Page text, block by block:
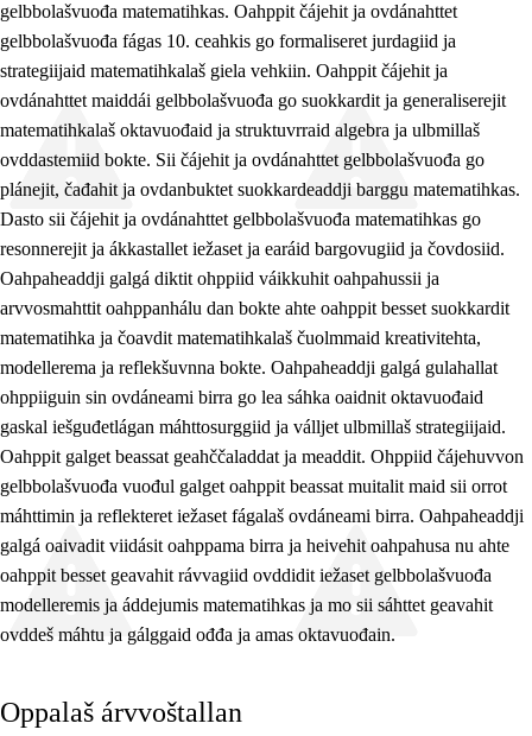
gelbbolašvuođa matematihkas. Oahppit čájehit ja ovdánahttet
gelbbolašvuođa fágas 10. ceahkis go formaliseret jurdagiid ja
strategiijaid matematihkalaš giela vehkiin. Oahppit čájehit ja
ovdánahttet maiddái gelbbolašvuođa go suokkardit ja generaliserejit
matematihkalaš oktavuođaid ja struktuvrraid algebra ja ulbmillaš
ovddastemiid bokte. Sii čájehit ja ovdánahttet gelbbolašvuođa go
plánejit, čađahit ja ovdanbuktet suokkardeaddji barggu matematihkas.
Dasto sii čájehit ja ovdánahttet gelbbolašvuođa matematihkas go
resonnerejit ja ákkastallet iežaset ja earáid bargovugiid ja čovdosiid.
Oahpaheaddji galgá diktit ohppiid váikkuhit oahpahussii ja
arvvosmahttit oahppanhálu dan bokte ahte oahppit besset suokkardit
matematihka ja čoavdit matematihkalaš čuolmmaid kreativitehta,
modellerema ja reflekšuvnna bokte. Oahpaheaddji galgá gulahallat
ohppiiguin sin ovdáneami birra go lea sáhka oaidnit oktavuođaid
gaskal iešguđetlágan máhttosurggiid ja válljet ulbmillaš strategiijaid.
Oahppit galget beassat geahččaladdat ja meaddit. Ohppiid čájehuvvon
gelbbolašvuođa vuođul galget oahppit beassat muitalit maid sii orrot
máhttimin ja reflekteret iežaset fágalaš ovdáneami birra. Oahpaheaddji
galgá oaivadit viidásit oahppama birra ja heivehit oahpahusa nu ahte
oahppit besset geavahit rávvagiid ovddidit iežaset gelbbolašvuođa
modelleremis ja áddejumis matematihkas ja mo sii sáhttet geavahit
ovddeš máhtu ja gálggaid ođđa ja amas oktavuođain.
Oppalaš árvvoštallan